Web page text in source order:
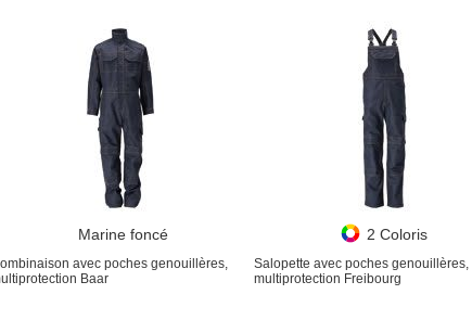
Marine foncé
avec poches genouillères,
Baar
2 Coloris
Salopette avec poches genouillères,
multiprotection Freibourg